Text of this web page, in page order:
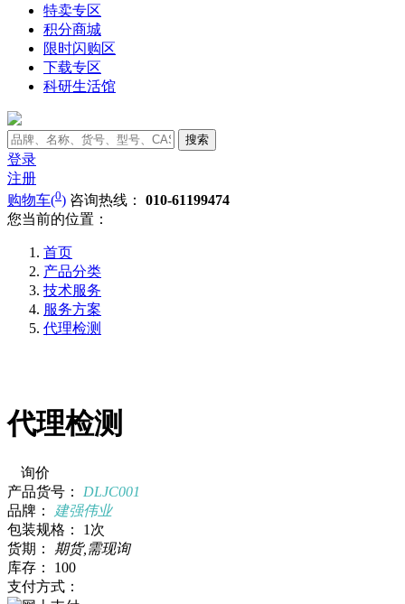
特卖专区
积分商城
限时闪购区
下载专区
科研生活馆
搜索
登录
注册
购物车(0) 咨询热线： 010-61199474
您当前的位置：
首页
产品分类
技术服务
服务方案
代理检测
代理检测
询价
产品货号：
DLJC001
品牌：
建强伟业
包装规格：
1次
货期：
期货,需现询
库存：
100
支付方式：